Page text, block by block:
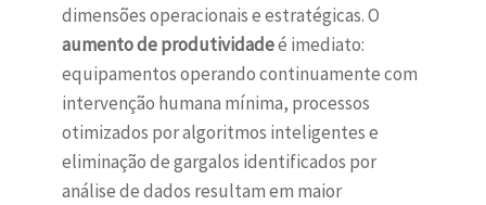
dimensões operacionais e estratégicas. O
aumento de produtividadeé imediato:
equipamentos operando continuamente com
intervenção humana mínima, processos
otimizados por algoritmos inteligentes e
eliminação de gargalos identificados por
análise de dados resultam em maior